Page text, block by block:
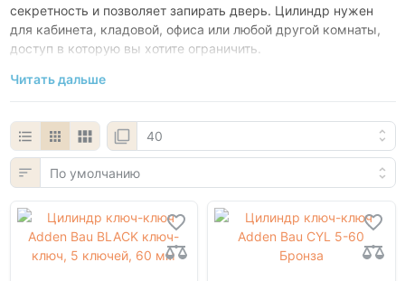
секретность и позволяет запирать дверь. Цилиндр нужен
для кабинета, кладовой, офиса или любой другой комнаты,
доступ в которую вы хотите ограничить.
Выбрать правильный цилиндр гораздо проще, чем кажется.
Читать дальше